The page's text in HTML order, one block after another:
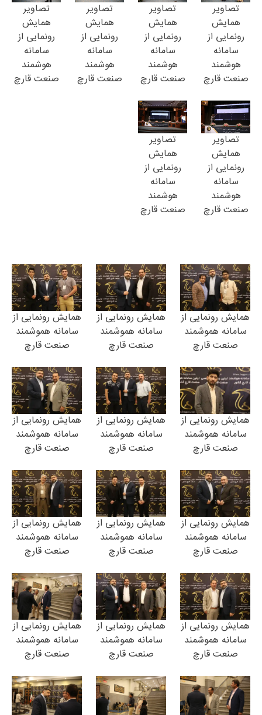
تصاویر
همایش
رونمایی از
سامانه
هوشمند
صنعت قارچ
تصاویر
همایش
رونمایی از
سامانه
هوشمند
صنعت قارچ
تصاویر
همایش
رونمایی از
سامانه
هوشمند
صنعت قارچ
تصاویر
همایش
رونمایی از
سامانه
هوشمند
صنعت قارچ
تصاویر
همایش
رونمایی از
سامانه
هوشمند
صنعت قارچ
تصاویر
همایش
رونمایی از
سامانه
هوشمند
صنعت قارچ
همایش رونمایی از
سامانه هموشمند
صنعت قارچ
همایش رونمایی از
سامانه هموشمند
صنعت قارچ
همایش رونمایی از
سامانه هموشمند
صنعت قارچ
همایش رونمایی از
سامانه هموشمند
صنعت قارچ
همایش رونمایی از
سامانه هموشمند
صنعت قارچ
همایش رونمایی از
سامانه هموشمند
صنعت قارچ
همایش رونمایی از
سامانه هموشمند
صنعت قارچ
همایش رونمایی از
سامانه هموشمند
صنعت قارچ
همایش رونمایی از
سامانه هموشمند
صنعت قارچ
همایش رونمایی از
سامانه هموشمند
صنعت قارچ
همایش رونمایی از
سامانه هموشمند
صنعت قارچ
همایش رونمایی از
سامانه هموشمند
صنعت قارچ